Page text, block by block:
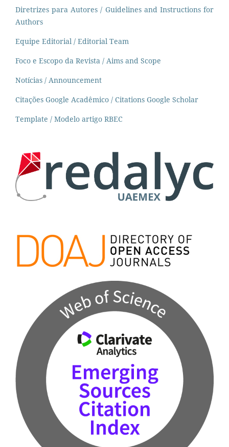
Diretrizes para Autores / Guidelines and Instructions for
Authors
Equipe Editorial / Editorial Team
Foco e Escopo da Revista / Aims and Scope
Notícias / Announcement
Citações Google Acadêmico / Citations Google Scholar
Template / Modelo artigo RBEC